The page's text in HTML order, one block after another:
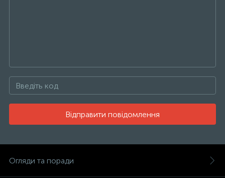
Відправити повідомлення
Огляди та поради